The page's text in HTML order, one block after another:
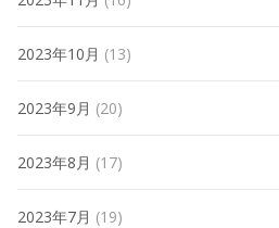
2023年10月 (13)
2023年9月 (20)
2023年8月 (17)
2023年7月 (19)